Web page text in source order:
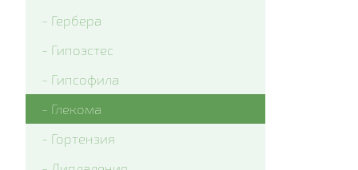
- Гербера
- Гипоэстес
- Гипсофила
- Глекома
- Гортензия